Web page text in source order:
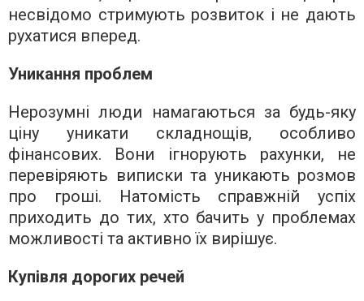
несвідомо стримують розвиток і не дають
рухатися вперед.
Уникання проблем
Нерозумні люди намагаються за будь-яку
ціну уникати складнощів, особливо
фінансових. Вони ігнорують рахунки, не
перевіряють виписки та уникають розмов
про гроші. Натомість справжній успіх
приходить до тих, хто бачить у проблемах
можливості та активно їх вирішує.
Купівля дорогих речей